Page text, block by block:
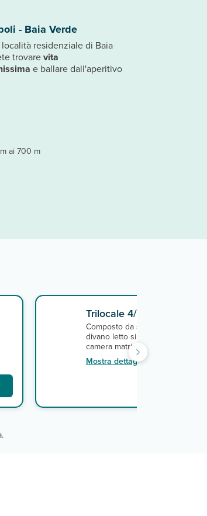
ai 700 m
- Baia Verde
residenziale di Baia
trovarevita
e ballare dall'aperitivo
Trilocale 4/6
Composto da soggiorno-pranzo
divano letto singolo o
camera matrimoniale, camera
letti,servizi.
Mostra dettagli